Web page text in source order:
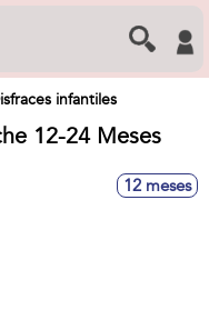
infantiles
12-24 Meses
12 meses